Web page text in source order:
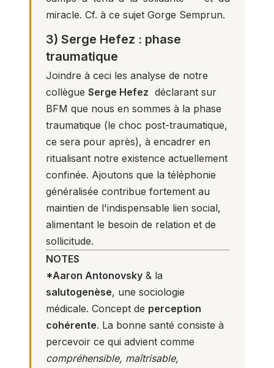
miracle. Cf. à ce sujet Gorge Semprun.
3) Serge Hefez : phase
traumatique
Joindre à ceci les analyse de notre
collègue Serge Hefez déclarant sur
BFM que nous en sommes à la phase
traumatique (le choc post-traumatique,
ce sera pour après), à encadrer en
ritualisant notre existence actuellement
confinée. Ajoutons que la téléphonie
généralisée contribue fortement au
maintien de l'indispensable lien social,
alimentant le besoin de relation et de
sollicitude.
NOTES
*Aaron Antonovsky & la
salutogenèse, une sociologie
médicale. Concept de perception
cohérente. La bonne santé consiste à
percevoir ce qui advient comme
compréhensible, maîtrisable,